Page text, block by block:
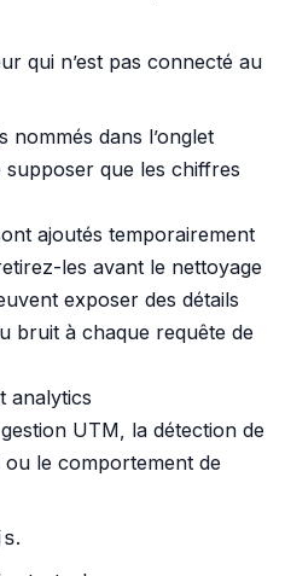
qui n’est pas connecté au
nommés dans l’onglet
supposer que les chiffres
ajoutés temporairement
les avant le nettoyage
exposer des détails
bruit à chaque requête de
analytics
UTM, la détection de
le comportement de
.